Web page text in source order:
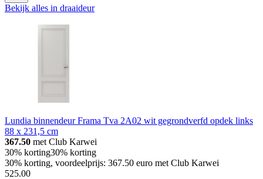
Bekijk alles in draaideur
Lundia binnendeur Frama Tva 2A02 wit gegrondverfd opdek links
88 x 231,5 cm
367.50 met Club Karwei
30% korting30% korting
30% korting, voordeelprijs: 367.50 euro met Club Karwei
525.00